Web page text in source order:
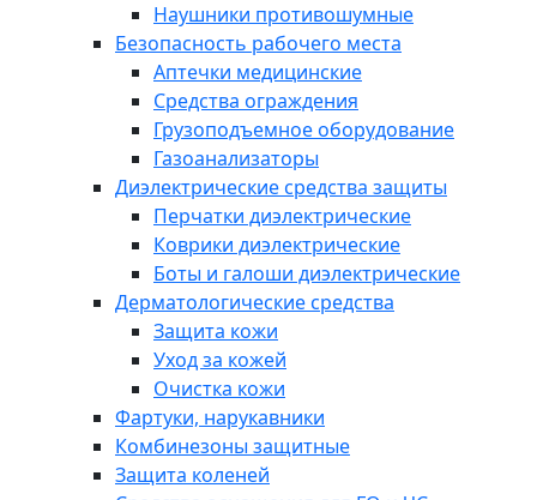
Наушники противошумные
Безопасность рабочего места
Аптечки медицинские
Средства ограждения
Грузоподъемное оборудование
Газоанализаторы
Диэлектрические средства защиты
Перчатки диэлектрические
Коврики диэлектрические
Боты и галоши диэлектрические
Дерматологические средства
Защита кожи
Уход за кожей
Очистка кожи
Фартуки, нарукавники
Комбинезоны защитные
Защита коленей